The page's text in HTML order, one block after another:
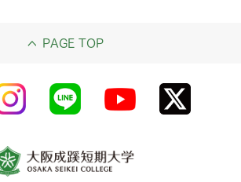
PAGE TOP